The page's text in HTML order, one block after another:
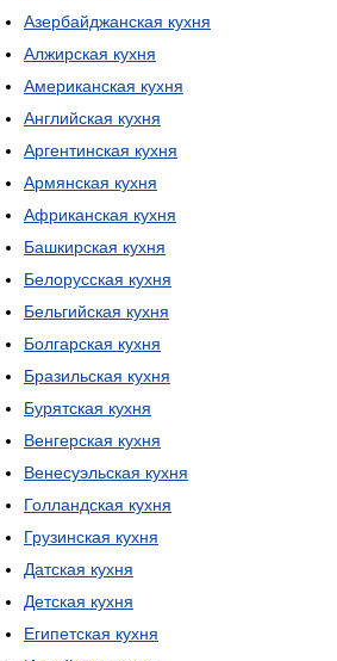
Азербайджанская кухня
Алжирская кухня
Американская кухня
Английская кухня
Аргентинская кухня
Армянская кухня
Африканская кухня
Башкирская кухня
Белорусская кухня
Бельгийская кухня
Болгарская кухня
Бразильская кухня
Бурятская кухня
Венгерская кухня
Венесуэльская кухня
Голландская кухня
Грузинская кухня
Датская кухня
Детская кухня
Египетская кухня